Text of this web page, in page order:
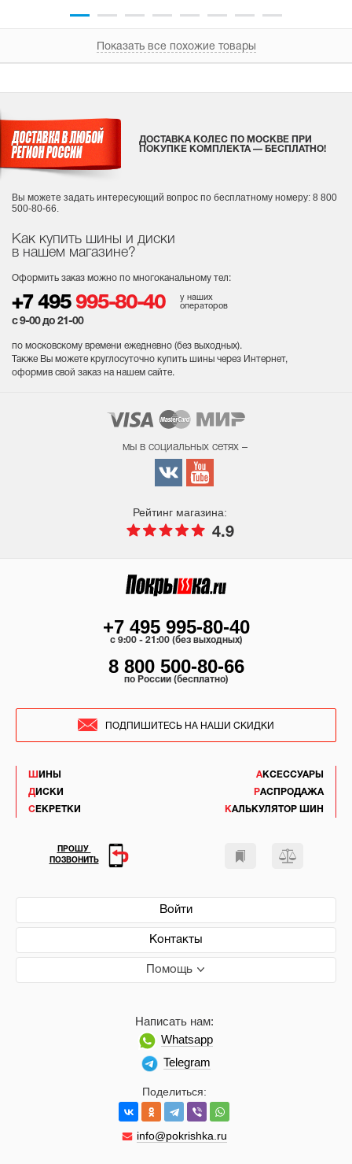
Показать все похожие товары
Как купить шины и диски
в нашем магазине?
Оформить заказ можно по многоканальному тел:
+7 495 995-80-40
у наших
операторов
с 9-00 до 21-00
по московскому времени ежедневно (без выходных).
Также Вы можете круглосуточно купить шины через Интернет,
оформив свой заказ на нашем сайте.
ДОСТАВКА КОЛЕС ПО МОСКВЕ ПРИ
ПОКУПКЕ КОМПЛЕКТА — БЕСПЛАТНО!
Вы можете задать интересующий вопрос по бесплатному номеру: 8 800
500-80-66.
мы в социальных сетях –
Рейтинг магазина:
4.9
ШИНЫ
ДИСКИ
СЕКРЕТКИ
АКСЕССУАРЫ
РАСПРОДАЖА
КАЛЬКУЛЯТОР ШИН
Войти
Контакты
Помощь
Поделиться:
info@pokrishka.ru
Написать нам:
Whatsapp
Telegram
+7 495 995-80-40
c 9:00 - 21:00 (без выходных)
8 800 500-80-66
по России (бесплатно)
ПОДПИШИТЕСЬ НА НАШИ СКИДКИ
ПРОШУ
ПОЗВОНИТЬ